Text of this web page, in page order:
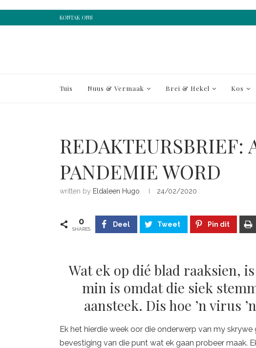
KONTAK ONS
Tuis Nuus & Vermaak Brei & Hekel Kos
REDAKTEURSBRIEF:
PANDEMIE WORD
written by Eldaleen Hugo 24/02/2020
0
SHARES
Deel Tweet Pin dit
Wat ek op dié blad raaksien,
min is omdat die siek
aansteek. Dis hoe ’n virus
Ek het hierdie week oor die onderwerp van my
bevestiging van die punt wat ek gaan probeer maak.